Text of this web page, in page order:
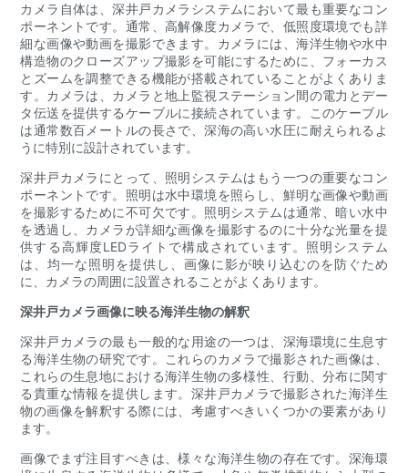
カメラ自体は、深井戸カメラシステムにおいて最も重要なコン
ポーネントです。通常、高解像度カメラで、低照度環境でも詳
細な画像や動画を撮影できます。カメラには、海洋生物や水中
構造物のクローズアップ撮影を可能にするために、フォーカス
とズームを調整できる機能が搭載されていることがよくありま
す。カメラは、カメラと地上監視ステーション間の電力とデー
タ伝送を提供するケーブルに接続されています。このケーブル
は通常数百メートルの長さで、深海の高い水圧に耐えられるよ
うに特別に設計されています。
深井戸カメラにとって、照明システムはもう一つの重要なコン
ポーネントです。照明は水中環境を照らし、鮮明な画像や動画
を撮影するために不可欠です。照明システムは通常、暗い水中
を透過し、カメラが詳細な画像を撮影するのに十分な光量を提
供する高輝度LEDライトで構成されています。照明システム
は、均一な照明を提供し、画像に影が映り込むのを防ぐため
に、カメラの周囲に設置されることがよくあります。
深井戸カメラ画像に映る海洋生物の解釈
深井戸カメラの最も一般的な用途の一つは、深海環境に生息す
る海洋生物の研究です。これらのカメラで撮影された画像は、
これらの生息地における海洋生物の多様性、行動、分布に関す
る貴重な情報を提供します。深井戸カメラで撮影された海洋生
物の画像を解釈する際には、考慮すべきいくつかの要素があり
ます。
画像でまず注目すべきは、様々な海洋生物の存在です。深海環